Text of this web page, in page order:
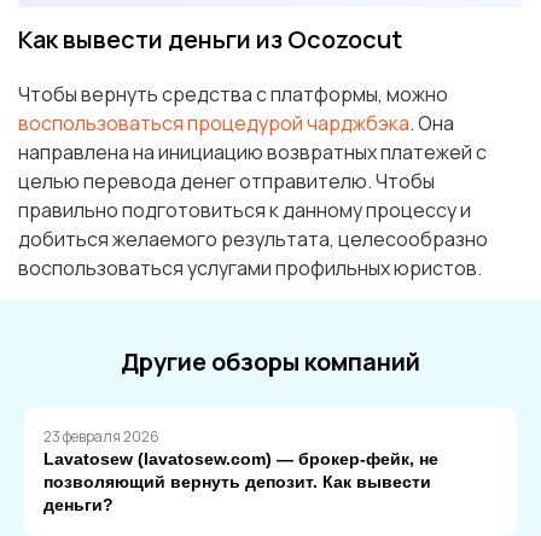
Как вывести деньги из Ocozocut
Чтобы вернуть средства с платформы, можно
воспользоваться процедурой чарджбэка. Она
направлена на инициацию возвратных платежей с
целью перевода денег отправителю. Чтобы
правильно подготовиться к данному процессу и
добиться желаемого результата, целесообразно
воспользоваться услугами профильных юристов.
Другие обзоры компаний
23 февраля 2026
Lavatosew (lavatosew.com) — брокер-фейк, не
позволяющий вернуть депозит. Как вывести
деньги?